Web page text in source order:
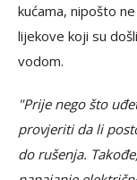
kućama, nipošto
lijekove koji su
vodom.
"Prije nego što
provjeriti da li
do rušenja.